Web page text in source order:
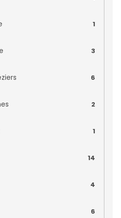
0
0
Rateau 0
0
0
0
0
Bois 0
1
3
6
2
1
14
4
6